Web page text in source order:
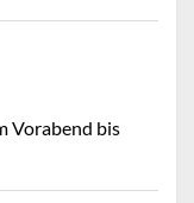
Vorabend bis